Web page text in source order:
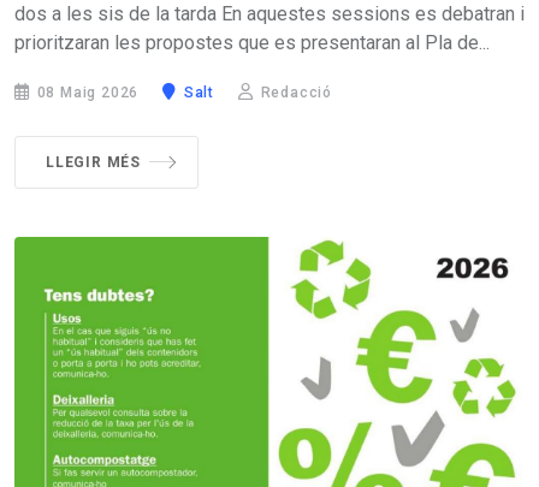
dos a les sis de la tarda En aquestes sessions es debatran i
prioritzaran les propostes que es presentaran al Pla de...
08 Maig 2026 Salt Redacció
LLEGIR MÉS